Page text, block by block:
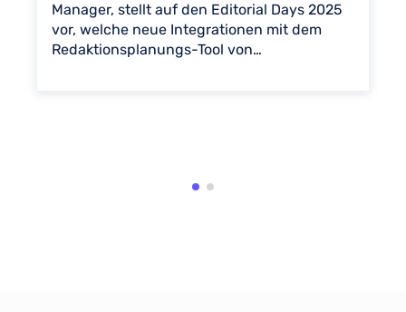
Manager, stellt auf den Editorial Days 2025
vor, welche neue Integrationen mit dem
Redaktionsplanungs-Tool von…